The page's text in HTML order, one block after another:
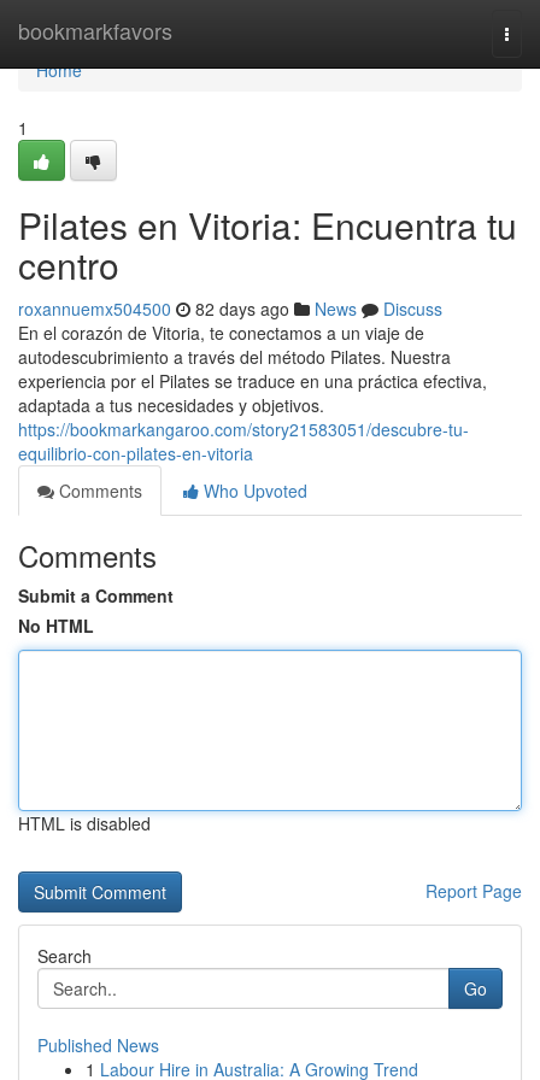
bookmarkfavors
Home
Home
1
Pilates en Vitoria: Encuentra tu
centro
roxannuemx504500 82 days ago News
Discuss
En el corazón de Vitoria, te conectamos a un viaje de
autodescubrimiento a través del método Pilates. Nuestra
experiencia por el Pilates se traduce en una práctica efectiva,
adaptada a tus necesidades y objetivos.
https://bookmarkangaroo.com/story21583051/descubre-tu-
equilibrio-con-pilates-en-vitoria
Comments
Who Upvoted
Comments
Submit a Comment
No HTML
HTML is disabled
Report Page
Search
Go
Published News
1 Labour Hire in Australia: A Growing Trend